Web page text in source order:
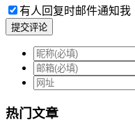
有人回复时邮件通知我
提交评论
热门文章